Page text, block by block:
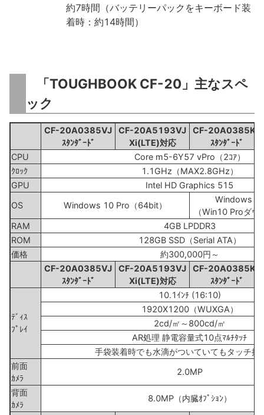
約7時間（バッテリーパックをキーボード装
着時：約14時間）
「TOUGHBOOK CF-20」主なスペ
ック
CF-20A0385VJ
ｽﾀﾝﾀﾞｰﾄﾞ
CF-20A5193VJ
Xi(LTE)対応
CF-20A0385KJ
ｽﾀﾝﾀﾞｰﾄﾞ
CPU
Core m5-6Y57 vPro（2ｺｱ）
ｸﾛｯｸ
1.1GHz（MAX2.8GHz）
GPU
Intel HD Graphics 515
OS
Windows 10 Pro（64bit）
Windows 7
（Win10 Proダウ
RAM
4GB LPDDR3
ROM
128GB SSD（Serial ATA）
価格
約300,000円～
CF-20A0385VJ
ｽﾀﾝﾀﾞｰﾄﾞ
CF-20A5193VJ
Xi(LTE)対応
CF-20A0385KJ
ｽﾀﾝﾀﾞｰﾄﾞ
ﾃﾞｨｽ
ﾌﾟﾚｲ
10.1ｲﾝﾁ (16:10)
1920X1200（WUXGA）
2cd/㎡～800cd/㎡
AR処理 静電容量式10点ﾏﾙﾁﾀｯﾁ
手袋装着時でも水滴がついていてもタッチ操
前面
ｶﾒﾗ
2.0MP
背面
ｶﾒﾗ
8.0MP（内臓ｵﾌﾟｼｮﾝ）